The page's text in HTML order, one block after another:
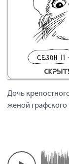
Дочь
женой графского